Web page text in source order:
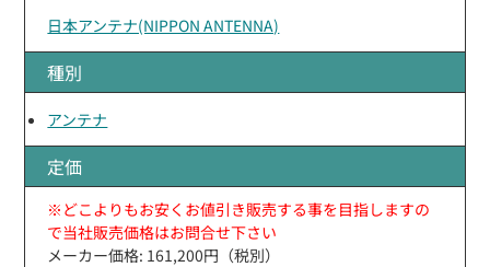
日本アンテナ(NIPPON ANTENNA)
種別
アンテナ
定価
※どこよりもお安くお値引き販売する事を目指しますの
で当社販売価格はお問合せ下さい
メーカー価格: 161,200円（税別）